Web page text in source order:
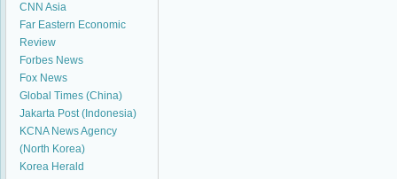
CNN Asia
Far Eastern Economic
Review
Forbes News
Fox News
Global Times (China)
Jakarta Post (Indonesia)
KCNA News Agency
(North Korea)
Korea Herald